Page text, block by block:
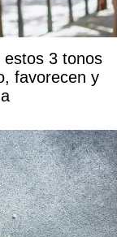
estos 3 tonos
favorecen y